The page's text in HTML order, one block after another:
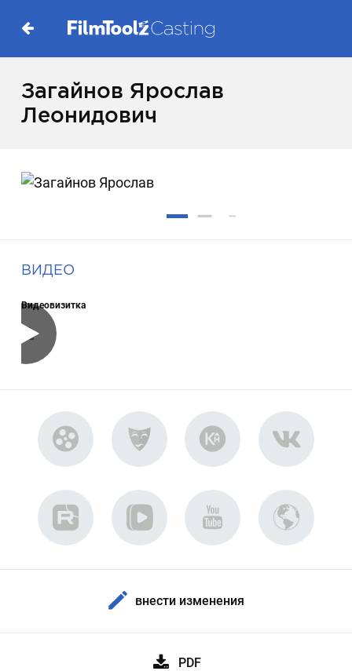
Загайнов Ярослав
Леонидович
ВИДЕО
Видеовизитка
внести изменения
PDF